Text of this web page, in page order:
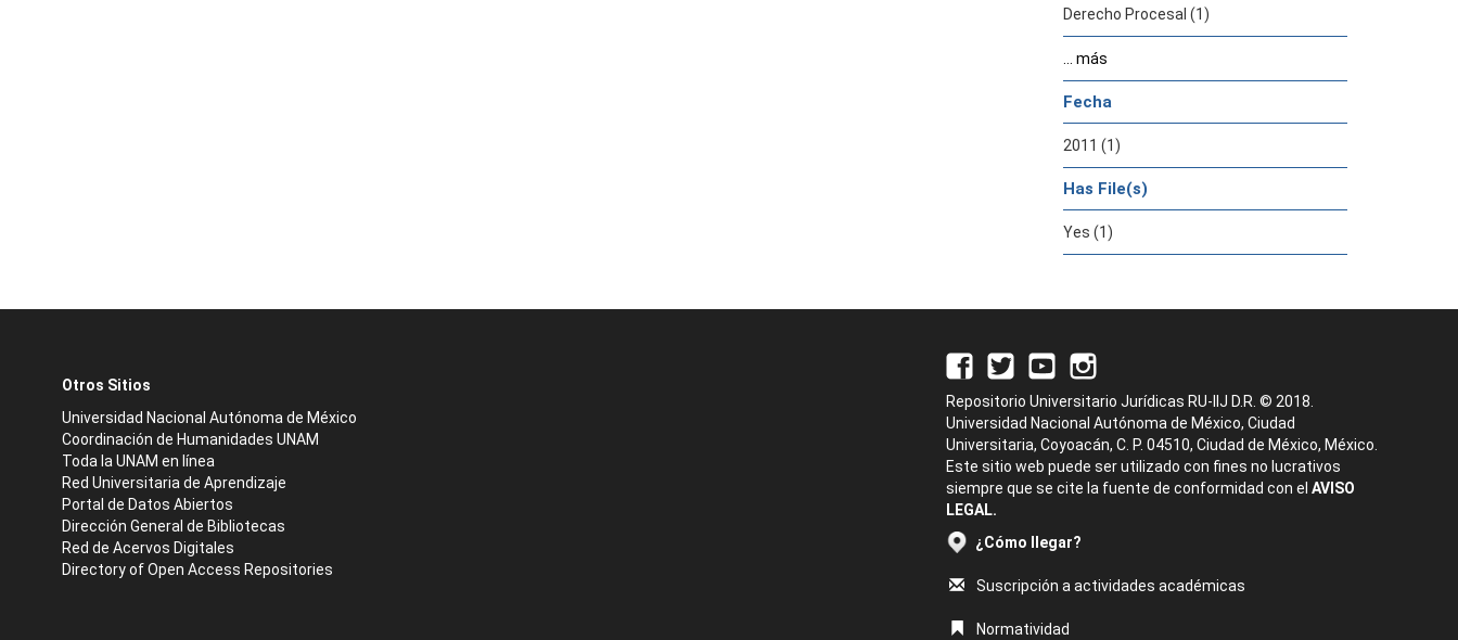
Derecho Procesal (1)
... más
Fecha
2011 (1)
Has File(s)
Yes (1)
Otros Sitios
Universidad Nacional Autónoma de México
Coordinación de Humanidades UNAM
Toda la UNAM en línea
Red Universitaria de Aprendizaje
Portal de Datos Abiertos
Dirección General de Bibliotecas
Red de Acervos Digitales
Directory of Open Access Repositories
Repositorio Universitario Jurídicas RU-IIJ D.R. © 2018.
Universidad Nacional Autónoma de México, Ciudad
Universitaria, Coyoacán, C. P. 04510, Ciudad de México, México.
Este sitio web puede ser utilizado con fines no lucrativos
siempre que se cite la fuente de conformidad con el AVISO
LEGAL.
¿Cómo llegar?
Suscripción a actividades académicas
Normatividad